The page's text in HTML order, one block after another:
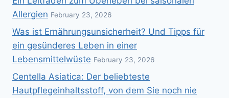
Allergien February 23, 2026
Was ist Ernährungsunsicherheit? Und Tipps für
ein gesünderes Leben in einer
Lebensmittelwüste February 23, 2026
Centella Asiatica: Der beliebteste
Hautpflegeinhaltsstoff, von dem Sie noch nie